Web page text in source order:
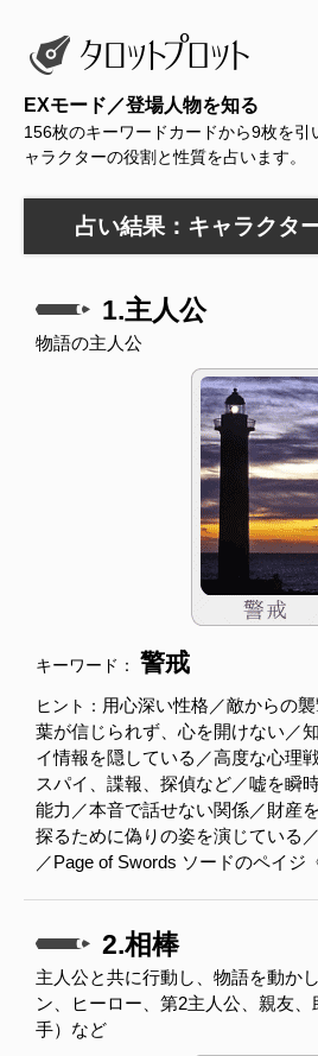
EXモード／登場人物を知る
156枚のキーワードカードから9枚を引
ャラクターの役割と性質を占います。
占い結果：キャラクタ
1.主人公
物語の主人公
キーワード： 警戒
ヒント： 用心深い性格／敵からの
葉が信じられず、心を開けない／
イ情報を隠している／高度な心理
スパイ、諜報、探偵など／嘘を瞬
能力／本音で話せない関係／財産
探るために偽りの姿を演じている
／Page of Swords ソードのペイジ
2.相棒
主人公と共に行動し、物語を動か
ン、ヒーロー、第2主人公、親友
手）など